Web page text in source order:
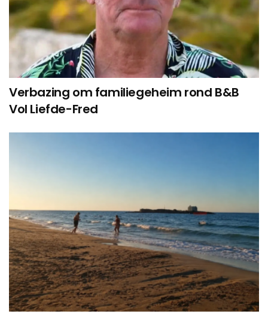
Verbazing om familiegeheim rond B&B
Vol Liefde-Fred